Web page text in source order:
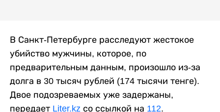
В Санкт-Петербурге расследуют жестокое
убийство мужчины, которое, по
предварительным данным, произошло из-за
долга в 30 тысяч рублей (174 тысячи тенге).
Двое подозреваемых уже задержаны,
передает Liter.kz со ссылкой на 112.